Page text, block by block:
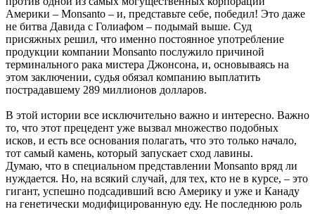
Америки – Monsanto – и, представьте себе, победил! Это даже
не битва Давида с Голиафом – подымай выше. Суд
присяжных решил, что именно постоянное употребление
продукции компании Monsanto послужило причиной
терминального рака мистера Джонсона, и, основываясь на
этом заключении, судья обязал компанию выплатить
пострадавшему 289 миллионов долларов.
В этой истории все исключительно важно и интересно. Важно
то, что этот прецедент уже вызвал множество подобных
исков, и есть все основания полагать, что это только начало,
тот самый камень, который запускает сход лавины.
Думаю, что в специальном представлении Monsanto вряд ли
нуждается. Но, на всякий случай, для тех, кто не в курсе, – это
гигант, успешно подсадивший всю Америку и уже и Канаду
на генетически модифицированную еду. Не последнюю роль